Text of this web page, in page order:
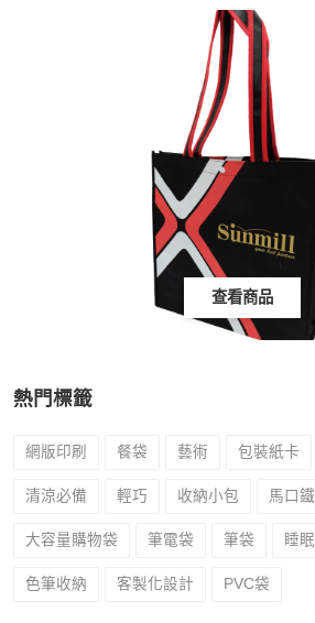
查看商品
熱門標籤
網版印刷 餐袋 藝術 包裝紙卡
清涼必備 輕巧 收納小包 馬口鐵
大容量購物袋 筆電袋 筆袋 睡眠
色筆收納 客製化設計 PVC袋